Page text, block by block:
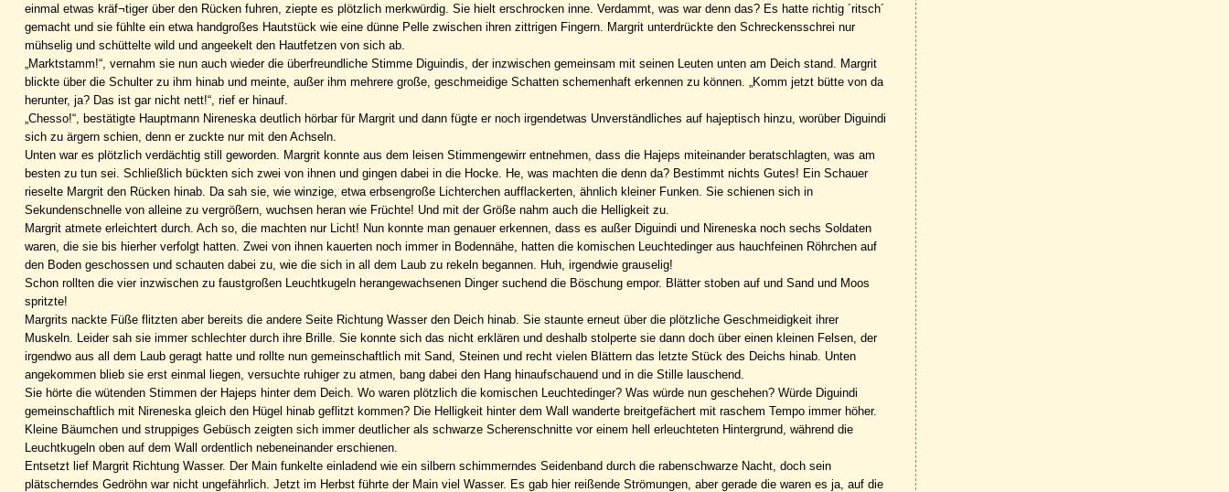
einmal etwas kräf¬tiger über den Rücken fuhren, ziepte es plötzlich merkwürdig. Sie hielt erschrocken inne. Verdammt, was war denn das? Es hatte richtig ´ritsch´
gemacht und sie fühlte ein etwa handgroßes Hautstück wie eine dünne Pelle zwischen ihren zittrigen Fingern. Margrit unterdrückte den Schreckensschrei nur
mühselig und schüttelte wild und angeekelt den Hautfetzen von sich ab.
„Marktstamm!“, vernahm sie nun auch wieder die überfreundliche Stimme Diguindis, der inzwischen gemeinsam mit seinen Leuten unten am Deich stand. Margrit
blickte über die Schulter zu ihm hinab und meinte, außer ihm mehrere große, geschmeidige Schatten schemenhaft erkennen zu können. „Komm jetzt bütte von da
herunter, ja? Das ist gar nicht nett!“, rief er hinauf.
„Chesso!“, bestätigte Hauptmann Nireneska deutlich hörbar für Margrit und dann fügte er noch irgendetwas Unverständliches auf hajeptisch hinzu, worüber Diguindi
sich zu ärgern schien, denn er zuckte nur mit den Achseln.
Unten war es plötzlich verdächtig still geworden. Margrit konnte aus dem leisen Stimmengewirr entnehmen, dass die Hajeps miteinander beratschlagten, was am
besten zu tun sei. Schließlich bückten sich zwei von ihnen und gingen dabei in die Hocke. He, was machten die denn da? Bestimmt nichts Gutes! Ein Schauer
rieselte Margrit den Rücken hinab. Da sah sie, wie winzige, etwa erbsengroße Lichterchen aufflackerten, ähnlich kleiner Funken. Sie schienen sich in
Sekundenschnelle von alleine zu vergrößern, wuchsen heran wie Früchte! Und mit der Größe nahm auch die Helligkeit zu.
Margrit atmete erleichtert durch. Ach so, die machten nur Licht! Nun konnte man genauer erkennen, dass es außer Diguindi und Nireneska noch sechs Soldaten
waren, die sie bis hierher verfolgt hatten. Zwei von ihnen kauerten noch immer in Bodennähe, hatten die komischen Leuchtedinger aus hauchfeinen Röhrchen auf
den Boden geschossen und schauten dabei zu, wie die sich in all dem Laub zu rekeln begannen. Huh, irgendwie grauselig!
Schon rollten die vier inzwischen zu faustgroßen Leuchtkugeln herangewachsenen Dinger suchend die Böschung empor. Blätter stoben auf und Sand und Moos
spritzte!
Margrits nackte Füße flitzten aber bereits die andere Seite Richtung Wasser den Deich hinab. Sie staunte erneut über die plötzliche Geschmeidigkeit ihrer
Muskeln. Leider sah sie immer schlechter durch ihre Brille. Sie konnte sich das nicht erklären und deshalb stolperte sie dann doch über einen kleinen Felsen, der
irgendwo aus all dem Laub geragt hatte und rollte nun gemeinschaftlich mit Sand, Steinen und recht vielen Blättern das letzte Stück des Deichs hinab. Unten
angekommen blieb sie erst einmal liegen, versuchte ruhiger zu atmen, bang dabei den Hang hinaufschauend und in die Stille lauschend.
Sie hörte die wütenden Stimmen der Hajeps hinter dem Deich. Wo waren plötzlich die komischen Leuchtedinger? Was würde nun geschehen? Würde Diguindi
gemeinschaftlich mit Nireneska gleich den Hügel hinab geflitzt kommen? Die Helligkeit hinter dem Wall wanderte breitgefächert mit raschem Tempo immer höher.
Kleine Bäumchen und struppiges Gebüsch zeigten sich immer deutlicher als schwarze Scherenschnitte vor einem hell erleuchteten Hintergrund, während die
Leuchtkugeln oben auf dem Wall ordentlich nebeneinander erschienen.
Entsetzt lief Margrit Richtung Wasser. Der Main funkelte einladend wie ein silbern schimmerndes Seidenband durch die rabenschwarze Nacht, doch sein
plätscherndes Gedröhn war nicht ungefährlich. Jetzt im Herbst führte der Main viel Wasser. Es gab hier reißende Strömungen, aber gerade die waren es ja, auf die